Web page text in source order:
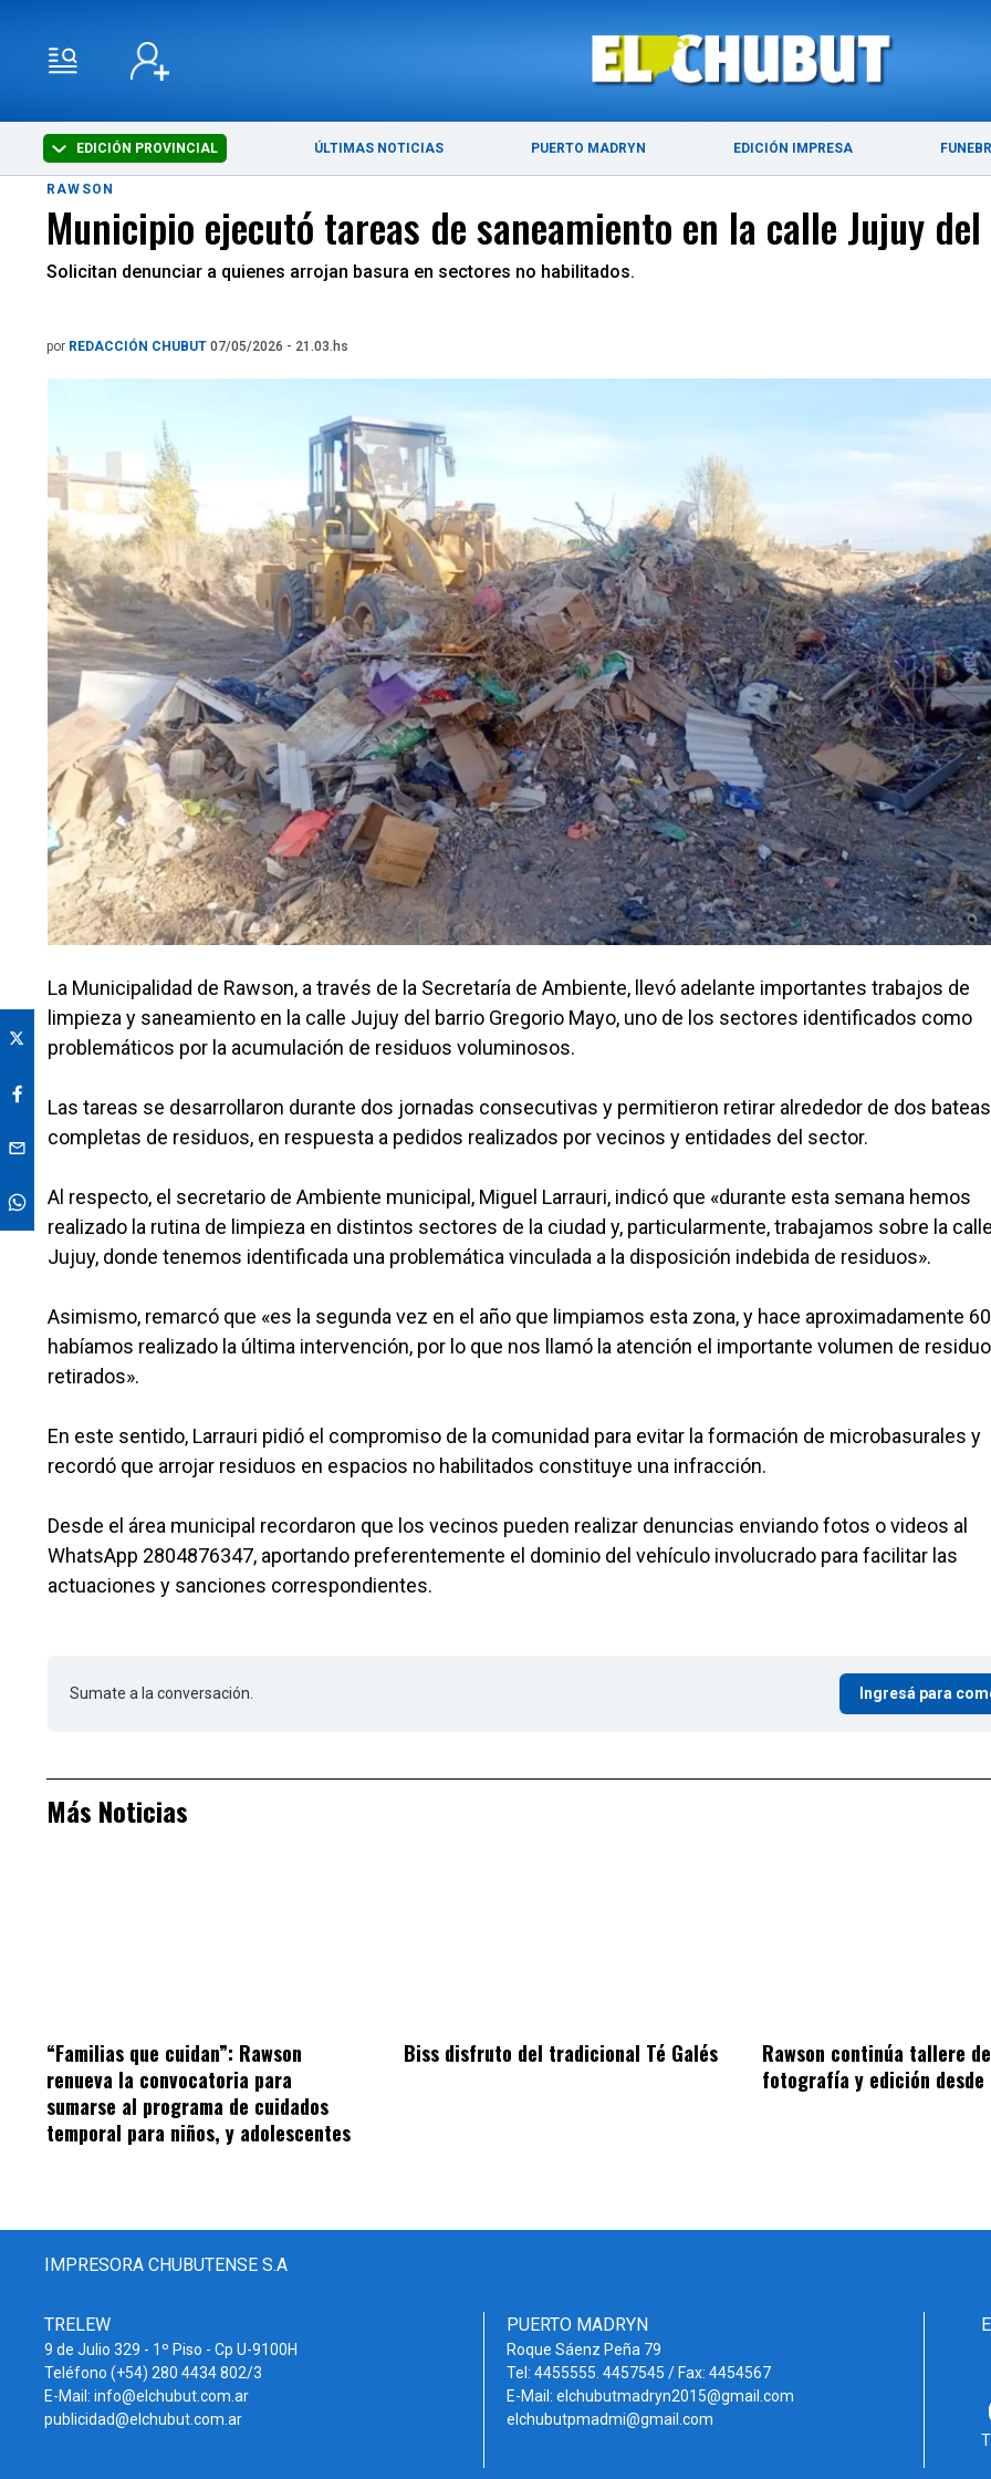
EDICIÓN PROVINCIAL ÚLTIMAS NOTICIAS PUERTO MADRYN EDICIÓN IMPRESA
ÚLTIMAS NOTICIAS PUERTO MADRYN
RAWSON
Municipio ejecutó tareas de saneamiento en la calle Jujuy
Solicitan denunciar a quienes arrojan basura en sectores no habilitados.
por REDACCIÓN CHUBUT 07/05/2026 - 21.03.hs
La Municipalidad de Rawson, a través de la Secretaría de Ambiente, llevó adelante importantes trabajos de
limpieza y saneamiento en la calle Jujuy del barrio Gregorio Mayo, uno de los sectores identificados como
problemáticos por la acumulación de residuos voluminosos.
Las tareas se desarrollaron durante dos jornadas consecutivas y permitieron retirar alrededor de dos bateas
completas de residuos, en respuesta a pedidos realizados por vecinos y entidades del sector.
Al respecto, el secretario de Ambiente municipal, Miguel Larrauri, indicó que «durante esta semana hemos
realizado la rutina de limpieza en distintos sectores de la ciudad y, particularmente, trabajamos sobre la calle
Jujuy, donde tenemos identificada una problemática vinculada a la disposición indebida de residuos».
Asimismo, remarcó que «es la segunda vez en el año que limpiamos esta zona, y hace aproximadamente
habíamos realizado la última intervención, por lo que nos llamó la atención el importante volumen de
retirados».
En este sentido, Larrauri pidió el compromiso de la comunidad para evitar la formación de microbasurales y
recordó que arrojar residuos en espacios no habilitados constituye una infracción.
Desde el área municipal recordaron que los vecinos pueden realizar denuncias enviando fotos o videos al
WhatsApp 2804876347, aportando preferentemente el dominio del vehículo involucrado para facilitar las
actuaciones y sanciones correspondientes.
Sumate a la conversación. Ingresá para
Más Noticias
“Familias que cuidan”: Rawson
renueva la convocatoria para
sumarse al programa de cuidados
temporal para niños, y adolescentes
Biss disfruto del tradicional Té Galés
Rawson continúa tallere de
fotografía y edición
IMPRESORA CHUBUTENSE S.A
TRELEW
9 de Julio 329 - 1º Piso - Cp U-9100H
Teléfono (+54) 280 4434 802/3
E-Mail: info@elchubut.com.ar
publicidad@elchubut.com.ar
PUERTO MADRYN
Roque Sáenz Peña 79
Tel: 4455555. 4457545 / Fax: 4454567
E-Mail: elchubutmadryn2015@gmail.com
elchubutpmadmi@gmail.com